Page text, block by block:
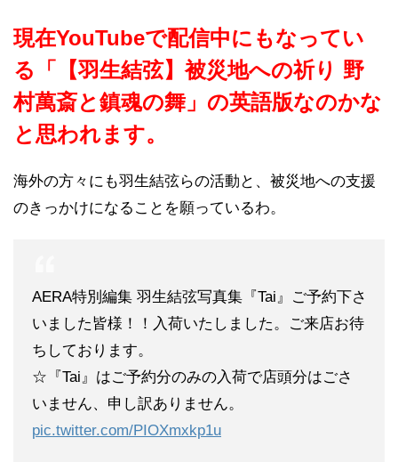
現在YouTubeで配信中にもなってい
る「【羽生結弦】被災地への祈り 野
村萬斎と鎮魂の舞」の英語版なのかな
と思われます。
海外の方々にも羽生結弦らの活動と、被災地への支援
のきっかけになることを願っているわ。
AERA特別編集 羽生結弦写真集『Tai』ご予約下さ
いました皆様！！入荷いたしました。ご来店お待
ちしております。
☆『Tai』はご予約分のみの入荷で店頭分はごさ
いません、申し訳ありません。
pic.twitter.com/PIOXmxkp1u